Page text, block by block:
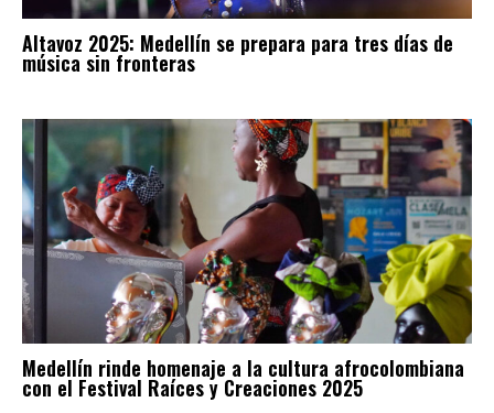
Altavoz 2025: Medellín se prepara para tres días de
música sin fronteras
Medellín rinde homenaje a la cultura afrocolombiana
con el Festival Raíces y Creaciones 2025